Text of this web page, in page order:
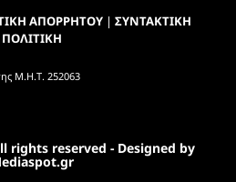
ΑΠΟΡΡΗΤΟΥ| ΣΥΝΤΑΚΤΙΚΗ
ΠΟΛΙΤΙΚΗ
Μ.Η.Τ. 252063
rights reserved - Designed by